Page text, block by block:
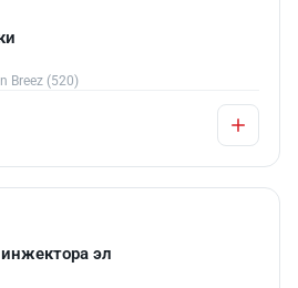
Breez (520)
эл